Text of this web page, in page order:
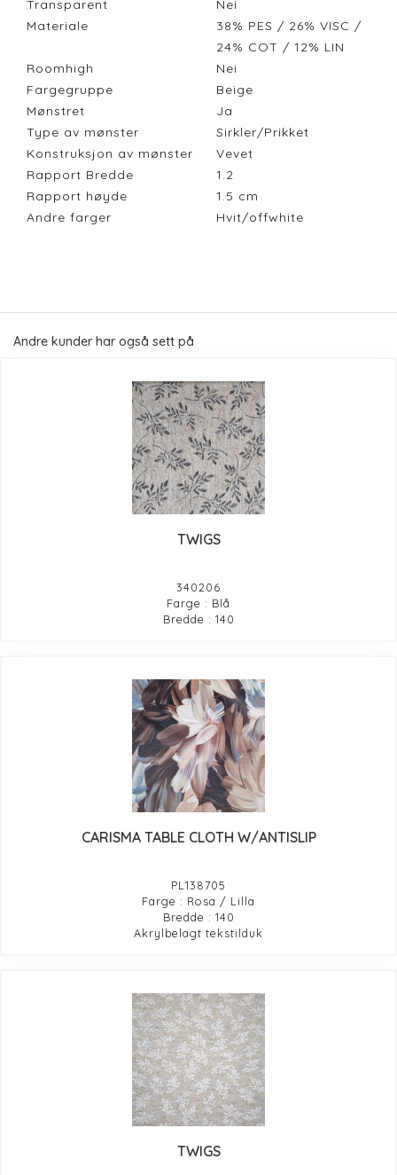
Transparent
Nei
Materiale
38% PES / 26% VISC /
24% COT / 12% LIN
Roomhigh
Nei
Fargegruppe
Beige
Mønstret
Ja
Type av mønster
Sirkler/Prikket
Konstruksjon av mønster
Vevet
Rapport Bredde
1.2
Rapport høyde
1.5 cm
Andre farger
Hvit/offwhite
Andre kunder har også sett på
TWIGS
340206
Farge : Blå
Bredde : 140
CARISMA TABLE CLOTH W/ANTISLIP
PL138705
Farge : Rosa / Lilla
Bredde : 140
Akrylbelagt tekstilduk
TWIGS